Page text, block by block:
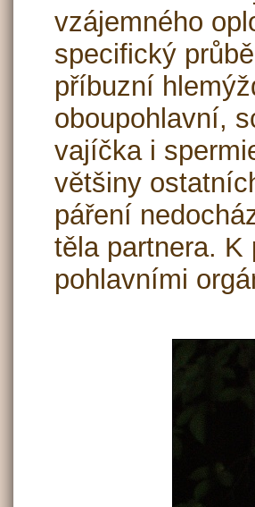
vzájemného
specifický
příbuzní
oboupohlavní,
vajíčka i
většiny
páření
těla partnera. K
pohlavními